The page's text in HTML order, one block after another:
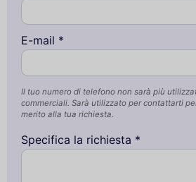
E-mail *
Il tuo numero di telefono non sarà più
commerciali. Sarà utilizzato per contattarti
merito alla tua richiesta.
Specifica la richiesta *